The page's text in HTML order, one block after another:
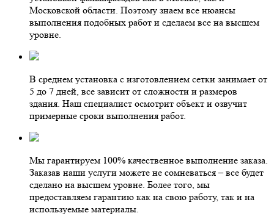
Московской области. Поэтому знаем все нюансы
выполнения подобных работ и сделаем все на высшем
уровне.
В среднем установка с изготовлением сетки занимает от
5 до 7 дней, все зависит от сложности и размеров
здания. Наш специалист осмотрит объект и озвучит
примерные сроки выполнения работ.
Мы гарантируем 100% качественное выполнение заказа.
Заказав наши услуги можете не сомневаться – все будет
сделано на высшем уровне. Более того, мы
предоставляем гарантию как на свою работу, так и на
используемые материалы.